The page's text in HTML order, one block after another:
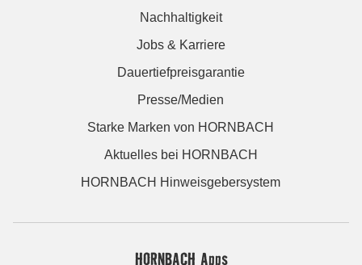
Nachhaltigkeit
Jobs & Karriere
Dauertiefpreisgarantie
Presse/Medien
Starke Marken von HORNBACH
Aktuelles bei HORNBACH
HORNBACH Hinweisgebersystem
HORNBACH Apps